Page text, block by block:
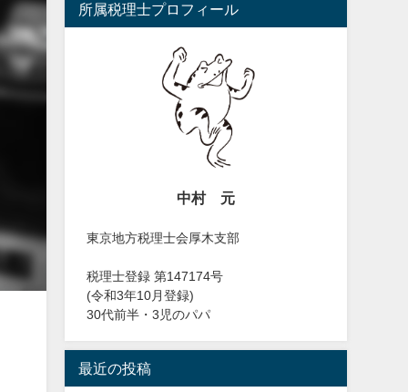
所属税理士プロフィール
中村 元
東京地方税理士会厚木支部
税理士登録 第147174号
(令和3年10月登録)
30代前半・3児のパパ
最近の投稿